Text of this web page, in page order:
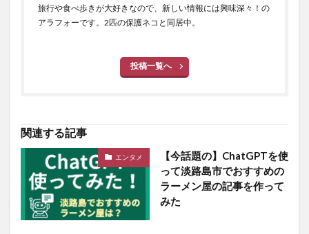
旅行や食べ歩きが大好きなので、新しい情報には興味深々！の
アラフォーです。2匹の保護ネコと同居中。
投稿一覧へ
関連する記事
エンタメ
【今話題の】ChatGPTを使
って淡路島市でおすすめの
ラーメン屋の記事を作って
みた